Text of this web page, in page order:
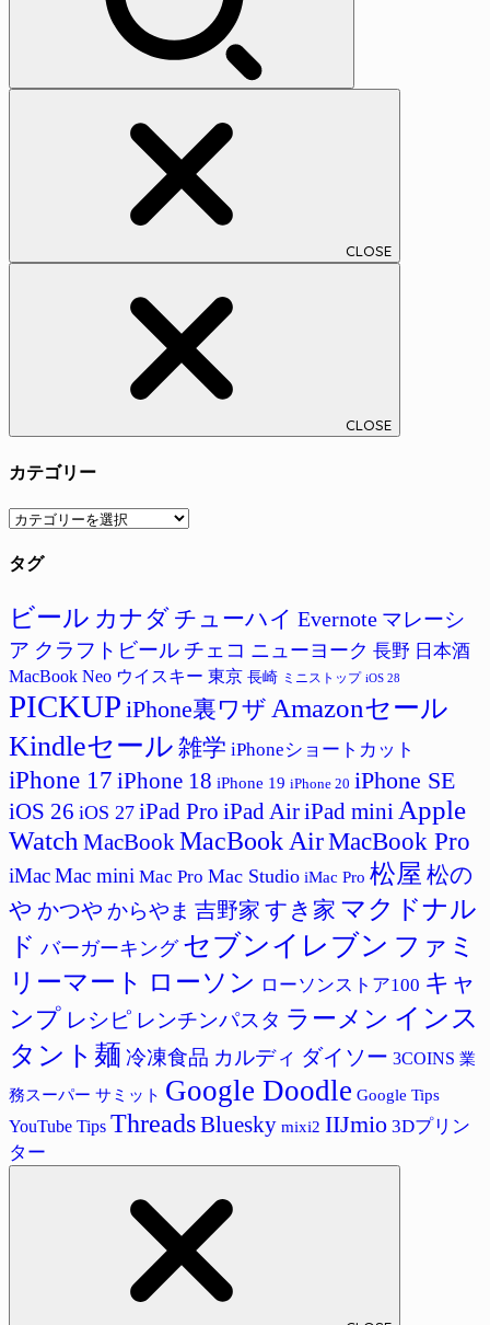
CLOSE
CLOSE
カテゴリー
カ
ゴ
ー
タグ
ビール カナダ チューハイ Evernote マレーシ
ア クラフトビール チェコ ニューヨーク 長野 日本酒
MacBook Neo ウイスキー 東京 長崎 ミニストップ iOS 28
PICKUP iPhone裏ワザ Amazonセール
Kindleセール 雑学 iPhoneショートカット
iPhone 17 iPhone 18 iPhone 19 iPhone 20 iPhone SE
iOS 26 iOS 27 iPad Pro iPad AiriPad miniApple
WatchMacBookMacBook AirMacBook Pro
iMacMac mini Mac Pro Mac Studio iMac Pro 松屋 松の
や かつや からやま 吉野家 すき家 マクドナル
ド バーガーキング セブンイレブン ファミ
リーマート ローソン ローソンストア100 キャ
ンプ レシピ レンチンパスタ ラーメン インス
タント麺 冷凍食品 カルディ ダイソー 3COINS 業
務スーパー サミット Google Doodle Google Tips
YouTube Tips ThreadsBluesky mixi2 IIJmio 3Dプリン
ター